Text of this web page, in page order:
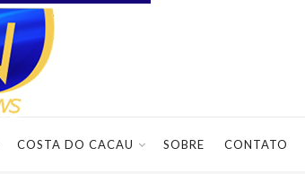
COSTA DO CACAU SOBRE CONTATO